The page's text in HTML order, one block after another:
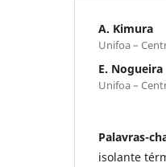
A. Kimura
Unifoa –
E. Nogueira
Unifoa –
Palavras-
isolante